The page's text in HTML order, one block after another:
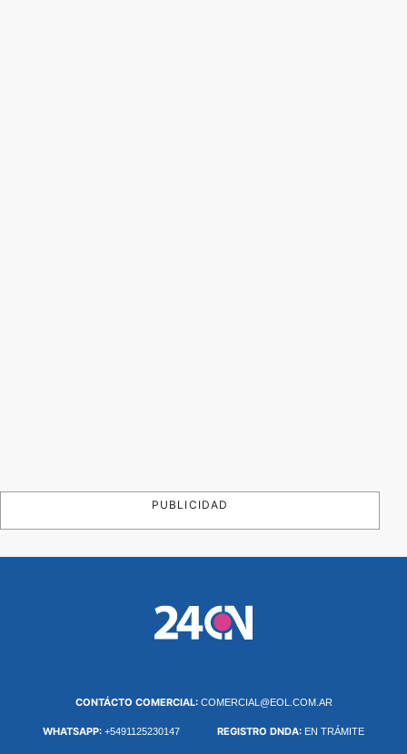
PUBLICIDAD
CONTÁCTO COMERCIAL: COMERCIAL@EOL.COM.AR
WHATSAPP: +5491125230147 REGISTRO DNDA: EN TRÁMITE